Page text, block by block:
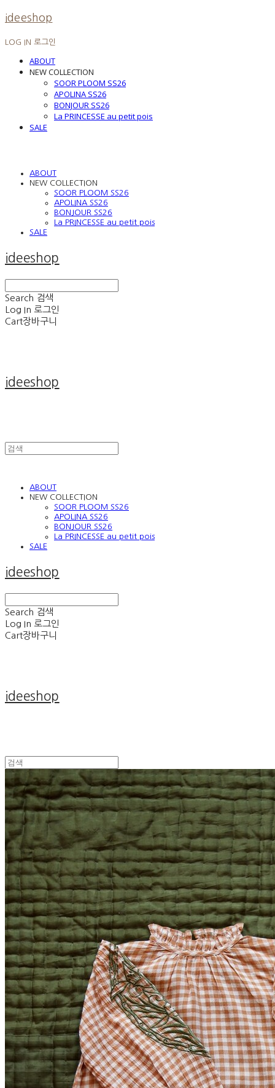
ideeshop
LOG IN 로그인
ABOUT
NEW COLLECTION
SOOR PLOOM SS26
APOLINA SS26
BONJOUR SS26
La PRINCESSE au petit pois
SALE
ABOUT
NEW COLLECTION
SOOR PLOOM SS26
APOLINA SS26
BONJOUR SS26
La PRINCESSE au petit pois
SALE
ideeshop
Search 검색
Log In 로그인
Cart장바구니
ideeshop
ABOUT
NEW COLLECTION
SOOR PLOOM SS26
APOLINA SS26
BONJOUR SS26
La PRINCESSE au petit pois
SALE
ideeshop
Search 검색
Log In 로그인
Cart장바구니
ideeshop